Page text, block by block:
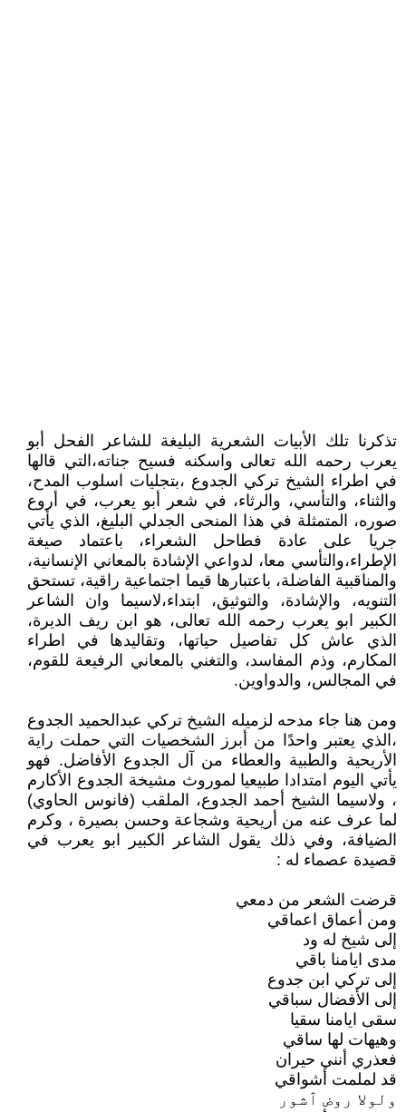
تذكرنا تلك الأبيات الشعرية البليغة للشاعر الفحل أبو
يعرب رحمه الله تعالى واسكنه فسيح جناته،التي قالها
في اطراء الشيخ تركي الجدوع ،بتجليات اسلوب المدح،
والثناء، والتأسي، والرثاء، في شعر أبو يعرب، في أروع
صوره، المتمثلة في هذا المنحى الجدلي البليغ، الذي يأتي
جريا على عادة فطاحل الشعراء، باعتماد صيغة
الإطراء،والتأسي معا، لدواعي الإشادة بالمعاني الإنسانية،
والمناقبية الفاضلة، باعتبارها قيما اجتماعية راقية، تستحق
التنويه، والإشادة، والتوثيق، ابتداء،لاسيما وان الشاعر
الكبير ابو يعرب رحمه الله تعالى، هو ابن ريف الديرة،
الذي عاش كل تفاصيل حياتها، وتقاليدها في اطراء
المكارم، وذم المفاسد، والتغني بالمعاني الرفيعة للقوم،
في المجالس، والدواوين.
ومن هنا جاء مدحه لزميله الشيخ تركي عبدالحميد الجدوع
،الذي يعتبر واحدًا من أبرز الشخصيات التي حملت راية
الأريحية والطبية والعطاء من آل الجدوع الأفاضل. فهو
يأتي اليوم امتدادا طبيعيا لموروث مشيخة الجدوع الأكارم
، ولاسيما الشيخ أحمد الجدوع، الملقب (فانوس الحاوي)
لما عرف عنه من أريحية وشجاعة وحسن بصيرة ، وكرم
الضيافة، وفي ذلك يقول الشاعر الكبير ابو يعرب في
قصيدة عصماء له :
قرضت الشعر من دمعي
ومن أعماق اعماقي
إلى شيخ له ود
مدى ايامنا باقي
إلى تركي ابن جدوع
إلى الأفضال سباقي
سقى ايامنا سقيا
وهيهات لها ساقي
فعذري أنني حيران
قد لملمت أشواقي
ولولا روض ٱشور